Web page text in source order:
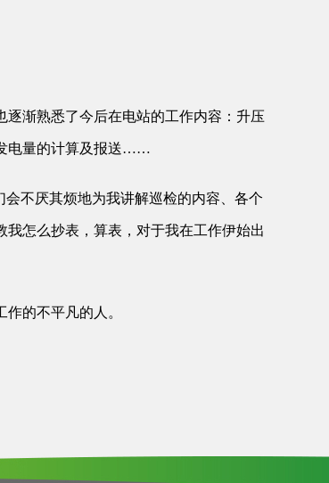
渐熟悉了今后在电站的工作内容：升压
电量的计算及报送……
不厌其烦地为我讲解巡检的内容、各个
怎么抄表，算表，对于我在工作伊始出
的不平凡的人。